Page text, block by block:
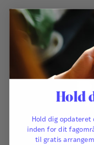
Hold
Hold dig opdateret
inden for dit
til gratis